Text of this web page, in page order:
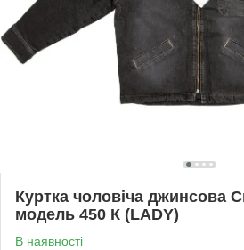
Куртка чоловіча джинсова
модель 450 К (LADY)
В наявності